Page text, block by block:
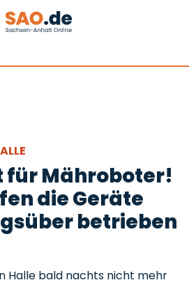
für Mähroboter!
die Geräte
betrieben
Halle bald nachts nicht mehr